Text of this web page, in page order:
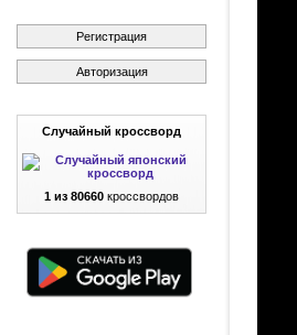
Регистрация
Авторизация
Случайный кроссворд
1 из 80660 кроссвордов